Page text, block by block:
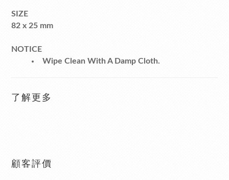
SIZE
82 x 25 mm
NOTICE
Wipe Clean With A Damp Cloth.
了解更多
顧客評價